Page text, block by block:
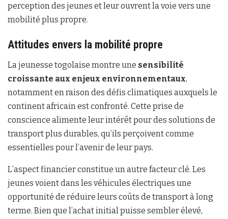
perception des jeunes et leur ouvrent la voie vers une
mobilité plus propre.
Attitudes envers la mobilité propre
La jeunesse togolaise montre une sensibilité
croissante aux enjeux environnementaux,
notamment en raison des défis climatiques auxquels le
continent africain est confronté. Cette prise de
conscience alimente leur intérêt pour des solutions de
transport plus durables, qu’ils perçoivent comme
essentielles pour l’avenir de leur pays.
L’aspect financier constitue un autre facteur clé. Les
jeunes voient dans les véhicules électriques une
opportunité de réduire leurs coûts de transport à long
terme. Bien que l’achat initial puisse sembler élevé,